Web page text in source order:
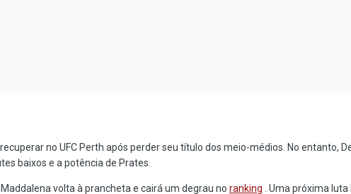
no UFC Perth após perder seu título dos meio-médios. No entanto,
baixos e a potência de Prates.
volta à prancheta e cairá um degrau no ranking . Uma próxima